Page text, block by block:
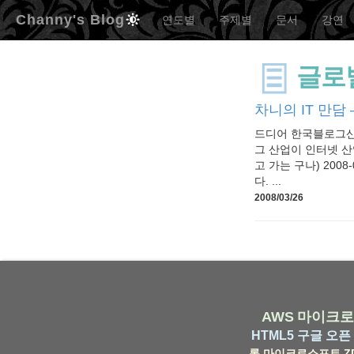
Channy's Blog 연도별 주제별 문서 강연
글로
차니의 IT 만담
드디어 한국블로그
그 산업이 인터넷
고 가는 구나)
다. ...
2008/03/26
AWS 마이크
HTML5 구글 오픈